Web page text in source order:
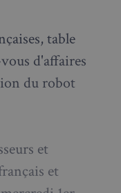
table
d'affaires
du robot
et
et